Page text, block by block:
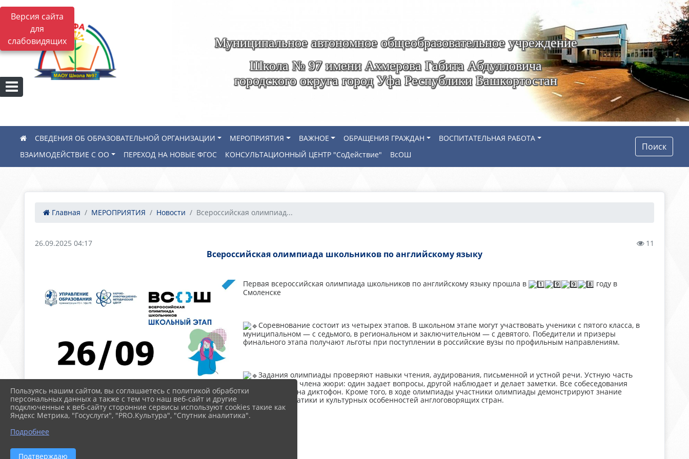
Версия сайта
для
слабовидящих
Муниципальное автономное общеобразовательное учреждение
Школа № 97 имени Ахмерова Габита Абдулловича
городского округа город Уфа Республики Башкортостан
СВЕДЕНИЯ ОБ ОБРАЗОВАТЕЛЬНОЙ ОРГАНИЗАЦИИ МЕРОПРИЯТИЯ ВАЖНОЕ ОБРАЩЕНИЯ ГРАЖДАН
ВОСПИТАТЕЛЬНАЯ РАБОТА
ВЗАИМОДЕЙСТВИЕ С ОО
ПЕРЕХОД НА НОВЫЕ ФГОС КОНСУЛЬТАЦИОННЫЙ ЦЕНТР "СоДействие" ВсОШ
Поиск
Главная МЕРОПРИЯТИЯ Новости Всероссийская олимпиад...
26.09.2025 04:17 11
Всероссийская олимпиада школьников по английскому языку
Первая всероссийская олимпиада школьников по английскому языку прошла в
году в
Смоленске
Соревнование состоит из четырех этапов. В школьном этапе могут участвовать ученики с пятого класса, в
муниципальном — с седьмого, в региональном и заключительном — с девятого. Победители и призеры
финального этапа получают льготы при поступлении в российские вузы по профильным направлениям.
Задания олимпиады проверяют навыки чтения, аудирования, письменной и устной речи. Устную часть
оценивают два члена жюри: один задает вопросы, другой наблюдает и делает заметки. Все собеседования
записываются на диктофон. Кроме того, в ходе олимпиады участники олимпиады демонстрируют знание
лексики, грамматики и культурных особенностей англоговорящих стран.
Пользуясь нашим сайтом, вы соглашаетесь с политикой обработки
персональных данных а также с тем что наш веб-сайт и другие
подключенные к веб-сайту сторонние сервисы используют cookies такие как
Яндекс Метрика, "Госуслуги", "PRO.Культура", "Спутник аналитика".
Подробнее
Подтверждаю